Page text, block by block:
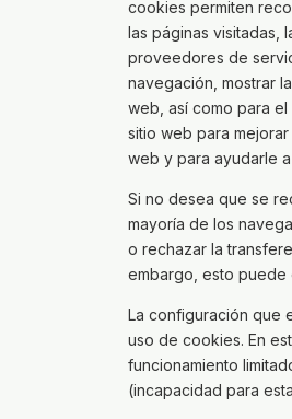
cookies permiten
las páginas visitadas,
proveedores de
navegación, mostrar
web, así como para
sitio web para
web y para ayudarle
Si no desea que se
mayoría de los
o rechazar la
embargo, esto puede
La configuración que
uso de cookies. En
funcionamiento
(incapacidad para